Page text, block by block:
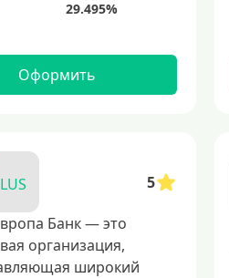
Оформить
5
Банк — это
организация,
широкий